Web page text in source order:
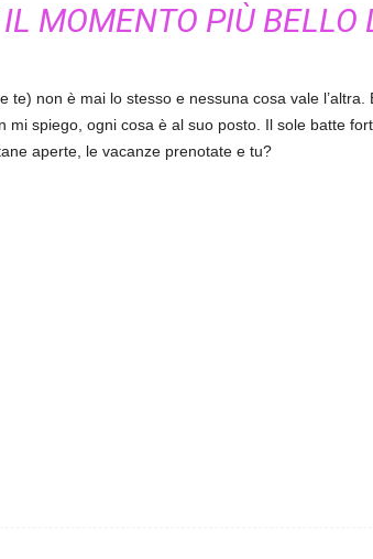
IL MOMENTO PIÙ BELLO
non è mai lo stesso e nessuna cosa vale l’altra.
spiego, ogni cosa è al suo posto. Il sole batte
aperte, le vacanze prenotate e tu?